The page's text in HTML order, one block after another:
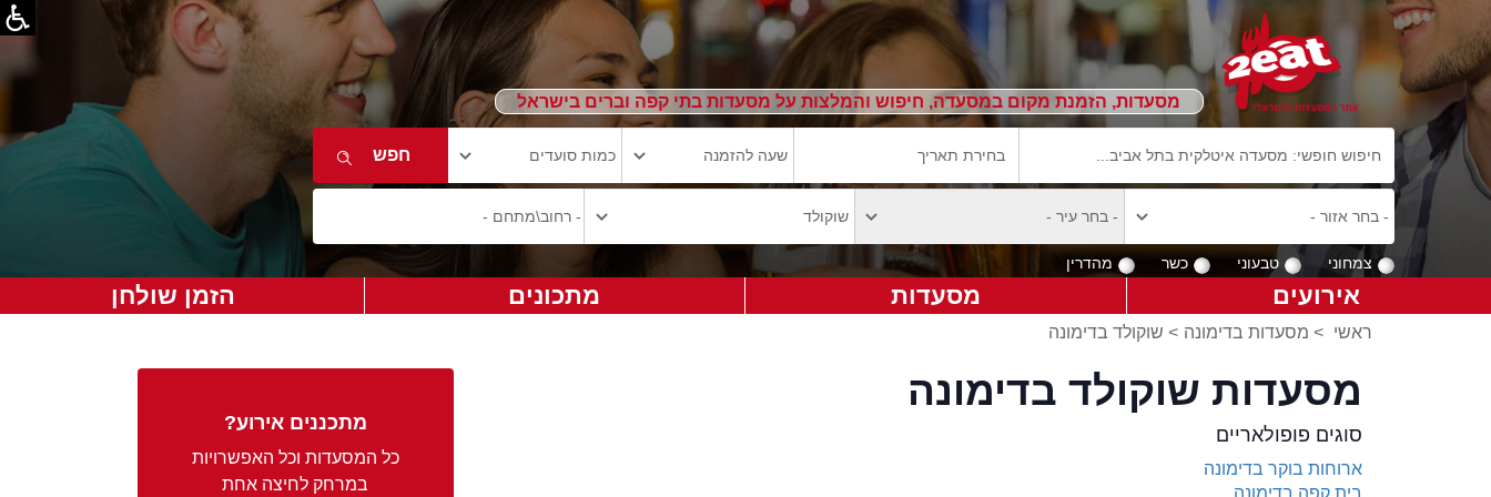
מסעדות, הזמנת מקום במסעדה, חיפוש והמלצות על מסעדות בתי קפה וברים בישראל
צמחוני טבעוני כשר מהדרין
אירועים מסעדות מתכונים הזמן שולחן
ראשי > מסעדות בדימונה > שוקולד בדימונה
מתכננים אירוע?
כל המסעדות וכל האפשרויות
במרחק לחיצה אחת
מסעדות שוקולד בדימונה
סוגים פופולאריים
ארוחות בוקר בדימונה
בית קפה בדימונה